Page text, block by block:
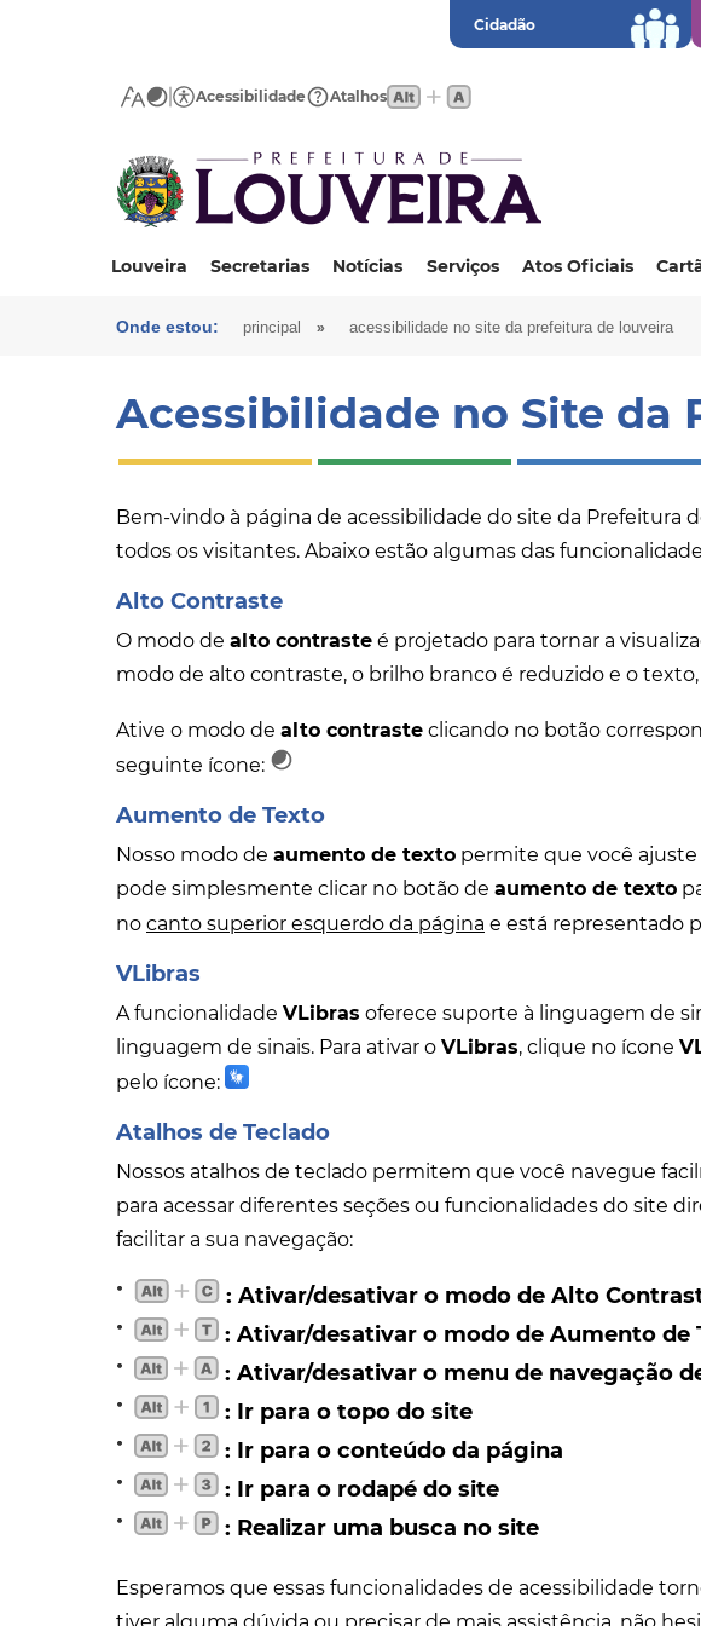
Cidadão
Acessibilidade Atalhos
Louveira Secretarias Notícias Serviços Atos Oficiais
Onde estou: principal » acessibilidade no site da prefeitura de louveira
Acessibilidade no Site da
Bem-vindo à página de acessibilidade do site da Prefeitura
todos os visitantes. Abaixo estão algumas das
Alto Contraste
O modo de alto contraste é projetado para tornar a
modo de alto contraste, o brilho branco é reduzido e o
Ative o modo de alto contraste clicando no botão
seguinte ícone:
Aumento de Texto
Nosso modo de aumento de texto permite que você
pode simplesmente clicar no botão de aumento de texto
no canto superior esquerdo da página e está representado
VLibras
A funcionalidade VLibras oferece suporte à linguagem de
linguagem de sinais. Para ativar o VLibras, clique no ícone
pelo ícone:
Atalhos de Teclado
Nossos atalhos de teclado permitem que você navegue
para acessar diferentes seções ou funcionalidades do site
facilitar a sua navegação:
: Ativar/desativar o modo de Alto
: Ativar/desativar o modo de Aumento de
: Ativar/desativar o menu de navegação
: Ir para o topo do site
: Ir para o conteúdo da página
: Ir para o rodapé do site
: Realizar uma busca no site
Esperamos que essas funcionalidades de acessibilidade
tiver alguma dúvida ou precisar de mais assistência, não